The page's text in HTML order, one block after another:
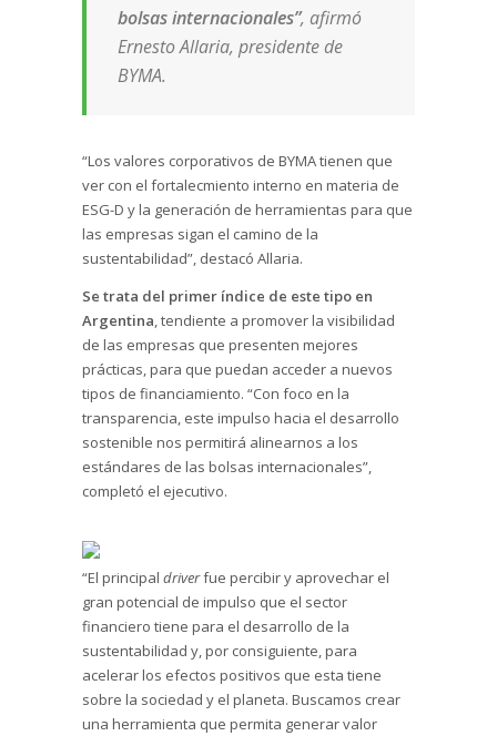
bolsas internacionales”, afirmó
Ernesto Allaria, presidente de
BYMA.
“Los valores corporativos de BYMA tienen que
ver con el fortalecmiento interno en materia de
ESG-D y la generación de herramientas para que
las empresas sigan el camino de la
sustentabilidad”, destacó Allaria.
Se trata del primer índice de este tipo en
Argentina, tendiente a promover la visibilidad
de las empresas que presenten mejores
prácticas, para que puedan acceder a nuevos
tipos de financiamiento. “Con foco en la
transparencia, este impulso hacia el desarrollo
sostenible nos permitirá alinearnos a los
estándares de las bolsas internacionales”,
completó el ejecutivo.
“El principal driverfue percibir y aprovechar el
gran potencial de impulso que el sector
financiero tiene para el desarrollo de la
sustentabilidad y, por consiguiente, para
acelerar los efectos positivos que esta tiene
sobre la sociedad y el planeta. Buscamos crear
una herramienta que permita generar valor